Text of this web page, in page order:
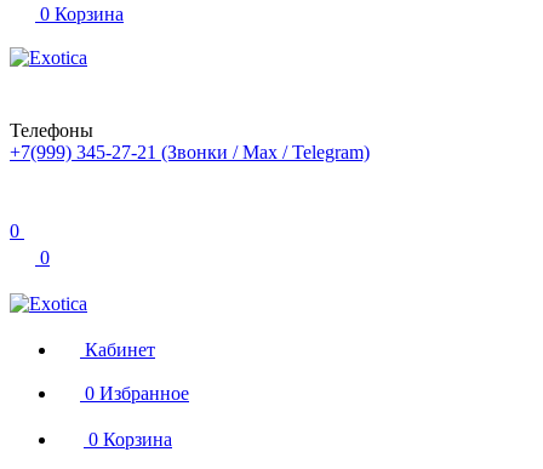
0 Корзина
Телефоны
+7(999) 345-27-21 (Звонки / Max / Telegram)
0
0
Кабинет
0 Избранное
0 Корзина